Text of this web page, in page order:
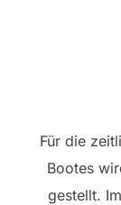
Für die
Bootes
gestellt.